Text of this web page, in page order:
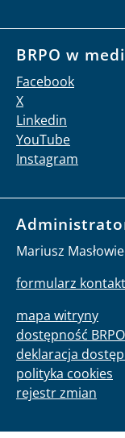
BRPO w
Facebook
X
Linkedin
YouTube
Instagram
Mariusz
formularz
mapa witryny
dostępność BRPO
deklaracja
polityka cookies
rejestr zmian